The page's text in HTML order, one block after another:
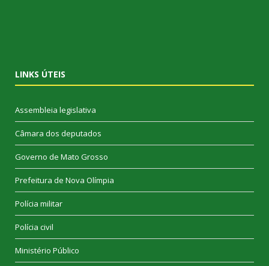
LINKS ÚTEIS
Assembleia legislativa
Câmara dos deputados
Governo de Mato Grosso
Prefeitura de Nova Olímpia
Polícia militar
Polícia civil
Ministério Público